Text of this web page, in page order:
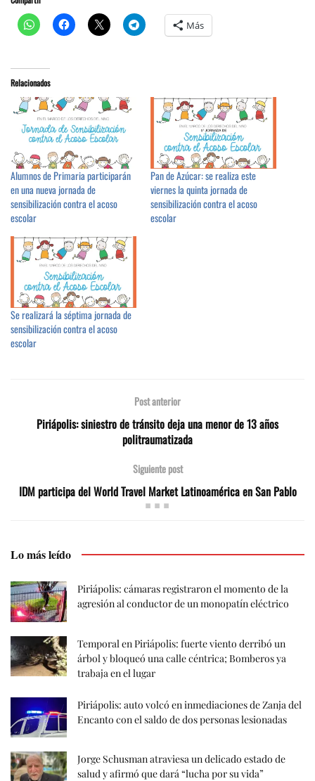
Más
Relacionados
Alumnos de Primaria participarán
en una nueva jornada de
sensibilización contra el acoso
escolar
Pan de Azúcar: se realiza este
viernes la quinta jornada de
sensibilización contra el acoso
escolar
Se realizará la séptima jornada de
sensibilización contra el acoso
escolar
Post anterior
Piriápolis: siniestro de tránsito deja una menor de 13 años
politraumatizada
Siguiente post
IDM participa del World Travel Market Latinoamérica en San Pablo
Lo más leído
Piriápolis: cámaras registraron el momento de la
agresión al conductor de un monopatín eléctrico
Temporal en Piriápolis: fuerte viento derribó un
árbol y bloqueó una calle céntrica; Bomberos ya
trabaja en el lugar
Piriápolis: auto volcó en inmediaciones de Zanja del
Encanto con el saldo de dos personas lesionadas
Jorge Schusman atraviesa un delicado estado de
salud y afirmó que dará “lucha por su vida”